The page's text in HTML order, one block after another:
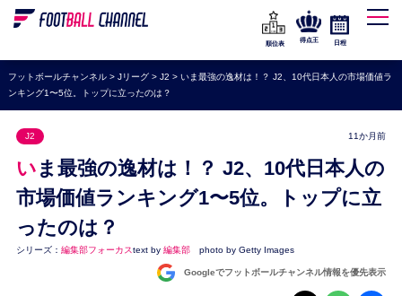
WEリーグ
海外サッカー
プレミアリーグ
セリエA
ブンデスリーガ
UEFA
ナショナルチーム
順位表
得点王 日程
フットボールチャンネル> Jリーグ> J2 > いま最強の逸材は！？ J2、10代日本人の市場価値ラ
ンキング1〜5位。トップに立ったのは？
J2 11か月前
いま最強の逸材は！？ J2、10代日本人の
市場価値ランキング1〜5位。トップに立
ったのは？
シリーズ： 編集部フォーカスtext by 編集部 photo by Getty Images
Googleでフットボールチャンネル情報を優先表示